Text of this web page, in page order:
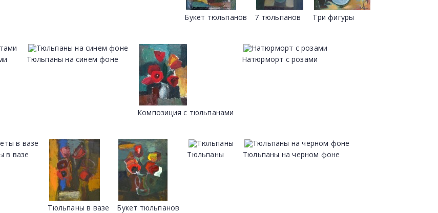
Букет тюльпанов 7 тюльпанов Три фигуры
Тюльпаны на синем фоне
Композиция с тюльпанами
Hатюрморт с розами
в вазе
Тюльпаны в вазе Букет тюльпанов
Тюльпаны Тюльпаны на черном фоне